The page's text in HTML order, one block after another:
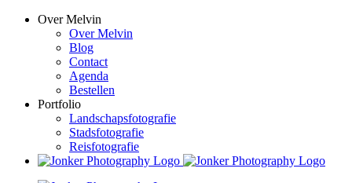
Over Melvin
Over Melvin
Blog
Contact
Agenda
Bestellen
Portfolio
Landschapsfotografie
Stadsfotografie
Reisfotografie